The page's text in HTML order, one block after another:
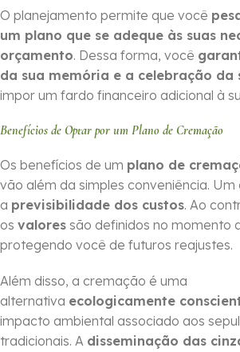
O planejamento permite que você
um plano que se adeque às suas
orçamento. Dessa forma, você
da sua memória e a celebração da
impor um fardo financeiro adicional à
Benefícios de Optar por um Plano de Cremação
Os benefícios de um plano de
vão além da simples conveniência. Um
a previsibilidade dos custos. Ao
os valores são definidos no momento
protegendo você de futuros reajustes.
Além disso, a cremação é uma
alternativa ecologicamente
impacto ambiental associado aos
tradicionais. A disseminação das